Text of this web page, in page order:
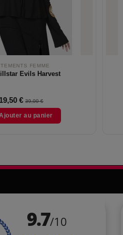
FEMME
Evils Harvest
19,50 € 39,00 €
au panier